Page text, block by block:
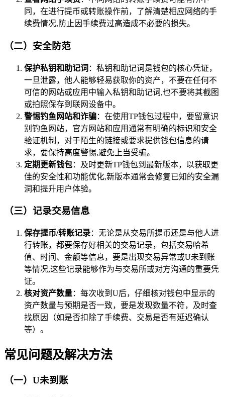
同，在进行提币或转账操作前，了解清楚相应网络的手
续费情况,防止因手续费过高造成不必要的损失。
（二）安全防范
保护私钥和助记词 ：私钥和助记词是钱包的核心凭证，
一旦泄露，他人能够轻易获取你的资产，不要在任何不
可信的网站或应用中输入私钥和助记词,也不要将其截图
或拍照保存到联网设备中。
警惕钓鱼网站和诈骗：在使用TP钱包过程中，要留意识
别钓鱼网站，官方网站和应用通常有明确的标识和安全
验证机制，对于陌生的链接或要求提供钱包信息的请
求，要保持高度警惕,避免上当受骗。
定期更新钱包：及时更新TP钱包到最新版本，以获取更
佳的安全性和功能优化,新版本通常会修复已知的安全漏
洞和提升用户体验。
（三）记录交易信息
保存提币/转账记录：无论是从交易所提币还是与他人进
行转账，都要保存好相关的交易记录，包括交易哈希
值、时间、金额等信息，要是出现交易异常或U未到账
等情况,这些记录能够作为与交易所或对方沟通的重要凭
证。
核对资产数量：每次收到U后，仔细核对钱包中显示的
资产数量与预期是否一致，要是发现数量不符，及时查
找原因（如是否扣除了手续费、交易是否有延迟确认
等）。
常见问题及解决方法
（一）U未到账